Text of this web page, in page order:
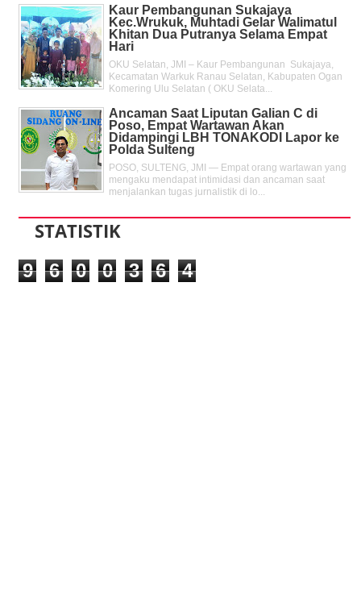
Kaur Pembangunan Sukajaya
Kec.Wrukuk, Muhtadi Gelar Walimatul
Khitan Dua Putranya Selama Empat
Hari
OKU Selatan, JMI – Kaur Pembangunan Sukajaya,
Kecamatan Warkuk Ranau Selatan, Kabupaten Ogan
Komering Ulu Selatan ( OKU Selata...
Ancaman Saat Liputan Galian C di
Poso, Empat Wartawan Akan
Didampingi LBH TONAKODI Lapor ke
Polda Sulteng
POSO, SULTENG, JMI — Empat orang wartawan yang
mengaku mendapat intimidasi dan ancaman saat
menjalankan tugas jurnalistik di lo...
STATISTIK
9 6 0 0 3 6 4